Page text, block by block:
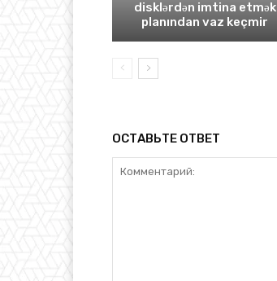
disklərdən imtina etmək
planından vaz keçmir
ОСТАВЬТЕ ОТВЕТ